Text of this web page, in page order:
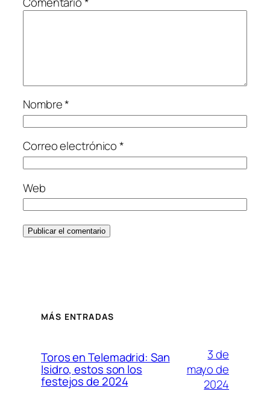
Nombre*
Correo electrónico*
Web
MÁS ENTRADAS
Toros en Telemadrid: San
Isidro, estos son los
festejos de 2024
3 de
mayo de
2024